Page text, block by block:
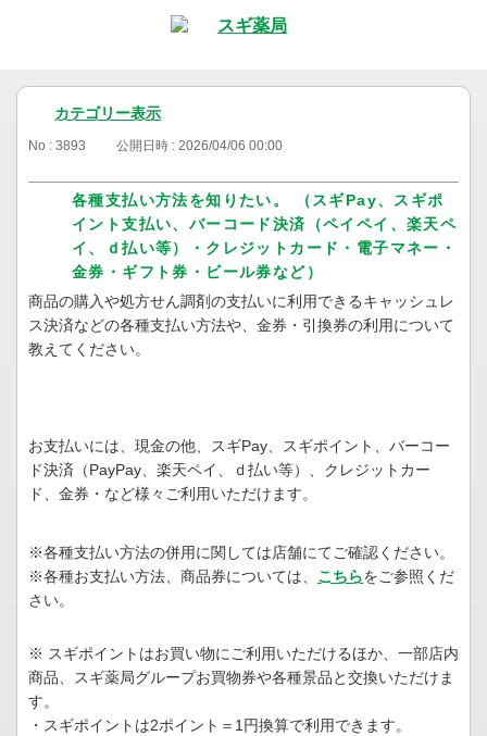
カテゴリー表示
No : 3893 公開日時 : 2026/04/06 00:00
各種支払い方法を知りたい。 （スギPay、スギポ
イント支払い、バーコード決済（ペイペイ、楽天ペ
イ、ｄ払い等）・クレジットカード・電子マネー・
金券・ギフト券・ビール券など）
商品の購入や処方せん調剤の支払いに利用できるキャッシュレ
ス決済などの各種支払い方法や、金券・引換券の利用について
教えてください。
お支払いには、現金の他、スギPay、スギポイント、バーコー
ド決済（PayPay、楽天ペイ、ｄ払い等）、クレジットカー
ド、金券・など様々ご利用いただけます。
※各種支払い方法の併用に関しては店舗にてご確認ください。
※各種お支払い方法、商品券については、 こちらをご参照くだ
さい。
※ スギポイントはお買い物にご利用いただけるほか、一部店内
商品、スギ薬局グループお買物券や各種景品と交換いただけま
す。
・スギポイントは2ポイント＝1円換算で利用できます。